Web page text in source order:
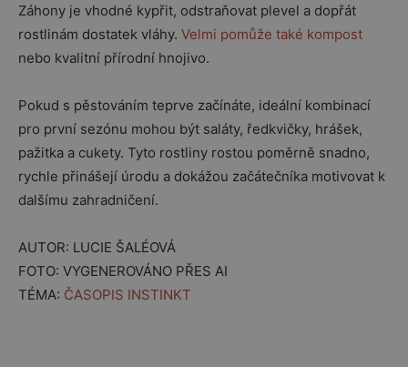
Záhony je vhodné kypřit, odstraňovat plevel a dopřát
rostlinám dostatek vláhy. Velmi pomůže také kompost
nebo kvalitní přírodní hnojivo.
Pokud s pěstováním teprve začínáte, ideální kombinací
pro první sezónu mohou být saláty, ředkvičky, hrášek,
pažitka a cukety. Tyto rostliny rostou poměrně snadno,
rychle přinášejí úrodu a dokážou začátečníka motivovat k
dalšímu zahradničení.
AUTOR: LUCIE ŠALÉOVÁ
FOTO: VYGENEROVÁNO PŘES AI
TÉMA: ČASOPIS INSTINKT